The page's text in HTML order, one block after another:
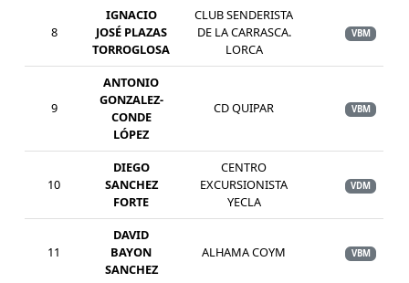
8
IGNACIO
JOSÉ PLAZAS
TORROGLOSA
CLUB SENDERISTA
DE LA CARRASCA.
LORCA
VBM
9
ANTONIO
GONZALEZ-
CONDE
LÓPEZ
CD QUIPAR VBM
10
DIEGO
SANCHEZ
FORTE
CENTRO
EXCURSIONISTA
YECLA
VDM
11
DAVID
BAYON
SANCHEZ
ALHAMA COYM VBM